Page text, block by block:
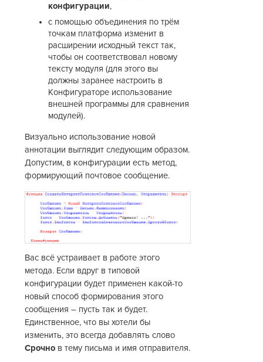
конфигурации,
с помощью объединения по трём
точкам платформа изменит в
расширении исходный текст так,
чтобы он соответствовал новому
тексту модуля (для этого вы
должны заранее настроить в
Конфигураторе использование
внешней программы для сравнения
модулей).
Визуально использование новой
аннотации выглядит следующим образом.
Допустим, в конфигурации есть метод,
формирующий почтовое сообщение.
Вас всё устраивает в работе этого
метода. Если вдруг в типовой
конфигурации будет применен какой-то
новый способ формирования этого
сообщения – пусть так и будет.
Единственное, что вы хотели бы
изменить, это всегда добавлять слово
Срочно в тему письма и имя отправителя.